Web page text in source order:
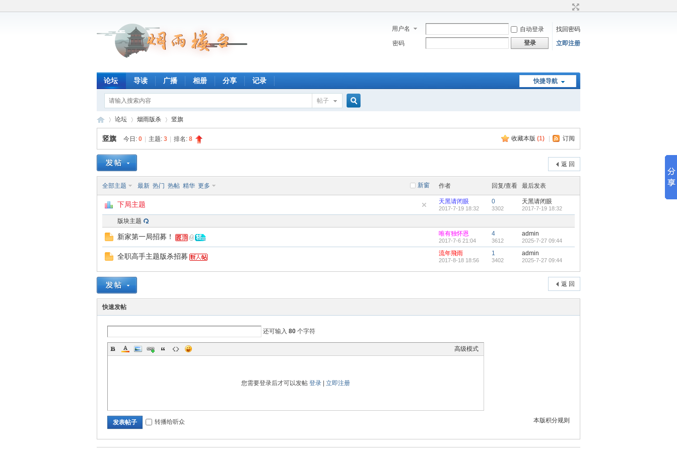
用户名 自动登录
找回密码
密码
登录 立即注册
快捷导航
论坛 导读 广播 相册 分享 记录
帖子
»
论坛
›
烟雨版杀 竖旗
收藏本版 (1) 订阅
竖旗 今日: 0 主题: 3 排名: 8
返 回
新窗
全部主题 最新 热门 热帖 精华 更多 作者 回复/查看 最后发表
下局主题 天黑请闭眼
2017-7-19 18:32
0
3302
天黑请闭眼
2017-7-19 18:32
版块主题
新家第一局招募！ 唯有独怀恩
2017-7-6 21:04
4
3612
admin
2025-7-27 09:44
全职高手主题版杀招募 流年飛雨
2017-8-18 18:56
1
3402
admin
2025-7-27 09:44
返 回
快速发帖
还可输入 80 个字符
高级模式
您需要登录后才可以发帖 登录 立即注册
本版积分规则
发表帖子 转播给听众